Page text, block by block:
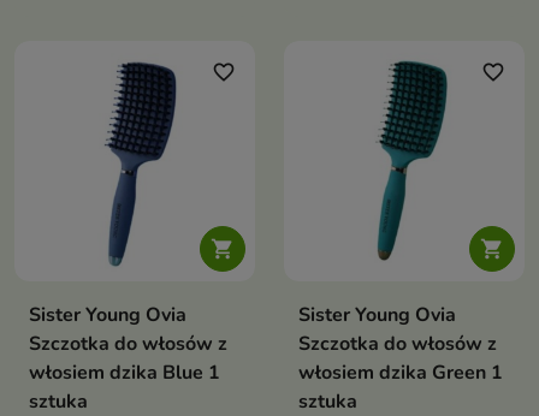

favorite_border
Sister Young Ovia
Szczotka do włosów z
włosiem dzika Blue 1
sztuka

favorite_border
Sister Young Ovia
Szczotka do włosów z
włosiem dzika Green 1
sztuka